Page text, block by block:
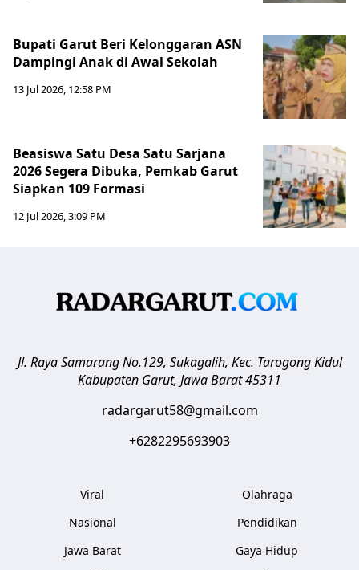
Bupati Garut Beri Kelonggaran ASN
Dampingi Anak di Awal Sekolah
13 Jul 2026, 12:58 PM
Beasiswa Satu Desa Satu Sarjana
2026 Segera Dibuka, Pemkab Garut
Siapkan 109 Formasi
12 Jul 2026, 3:09 PM
Jl. Raya Samarang No.129, Sukagalih, Kec. Tarogong Kidul
Kabupaten Garut, Jawa Barat45311
radargarut58@gmail.com
+6282295693903
Viral
Nasional
Jawa Barat
Olahraga
Pendidikan
Gaya Hidup